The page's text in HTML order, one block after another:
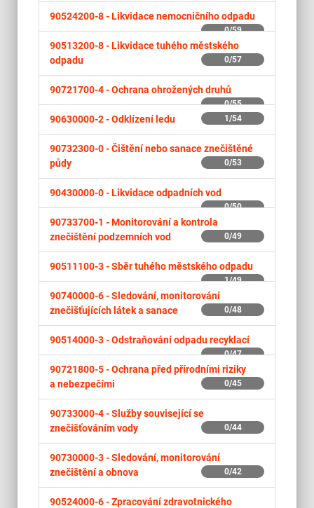
90524200-8 -Likvidace nemocničního odpadu
0/59
90513200-8 -Likvidace tuhého městského
odpadu
0/57
90721700-4 -Ochrana ohrožených druhů
0/55
90630000-2 -Odklízení ledu 1/54
90732300-0 -Čištění nebo sanace znečištěné
půdy
0/53
90430000-0 -Likvidace odpadních vod
0/50
90733700-1 -Monitorování a kontrola
znečištění podzemních vod
0/49
90511100-3 -Sběr tuhého městského odpadu
1/49
90740000-6 -Sledování, monitorování
znečišťujících látek a sanace
0/48
90514000-3 -Odstraňování odpadu recyklací
0/47
90721800-5 -Ochrana před přírodními riziky
a nebezpečími
0/45
90733000-4 -Služby související se
znečišťováním vody
0/44
90730000-3 -Sledování, monitorování
znečištění a obnova
0/42
90524000-6 -Zpracování zdravotnického